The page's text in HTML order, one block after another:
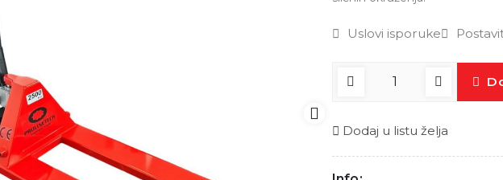
Uslovi isporuke
Dodaj u listu želja